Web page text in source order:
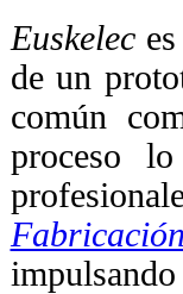
Euskeleces
de un
común
proceso
Fabricación